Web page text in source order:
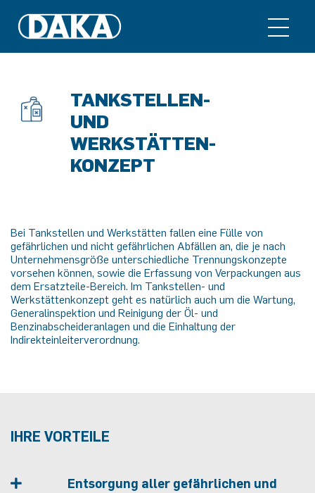
TANKSTELLEN-
UND
WERKSTÄTTEN-
KONZEPT
Bei Tankstellen und Werkstätten fallen eine Fülle von
gefährlichen und nicht gefährlichen Abfällen an, die je nach
Unternehmensgröße unterschiedliche Trennungskonzepte
vorsehen können, sowie die Erfassung von Verpackungen aus
dem Ersatzteile-Bereich. Im Tankstellen- und
Werkstättenkonzept geht es natürlich auch um die Wartung,
Generalinspektion und Reinigung der Öl- und
Benzinabscheideranlagen und die Einhaltung der
Indirekteinleiterverordnung.
IHRE VORTEILE
Entsorgung aller gefährlichen und